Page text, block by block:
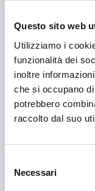
Questo sito web
Utilizziamo i
funzionalità dei
inoltre
che si occupano
potrebbero
raccolto dal suo
delNecessari
Fashion
Festival e
Fiere ed eventi
Formazione e
Giustizia e